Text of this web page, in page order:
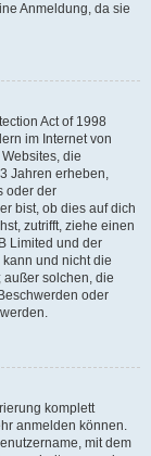
Anmeldung, da sie
Act of 1998
im Internet von
die
Jahren erheben,
oder der
bist, ob dies auf dich
zutrifft, ziehe einen
Limited und der
und nicht die
solchen, die
oder
komplett
anmelden können.
mit dem